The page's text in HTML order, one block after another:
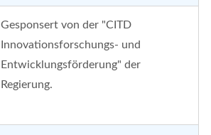
Gesponsert von der "CITD
Innovationsforschungs- und
Entwicklungsförderung" der
Regierung.